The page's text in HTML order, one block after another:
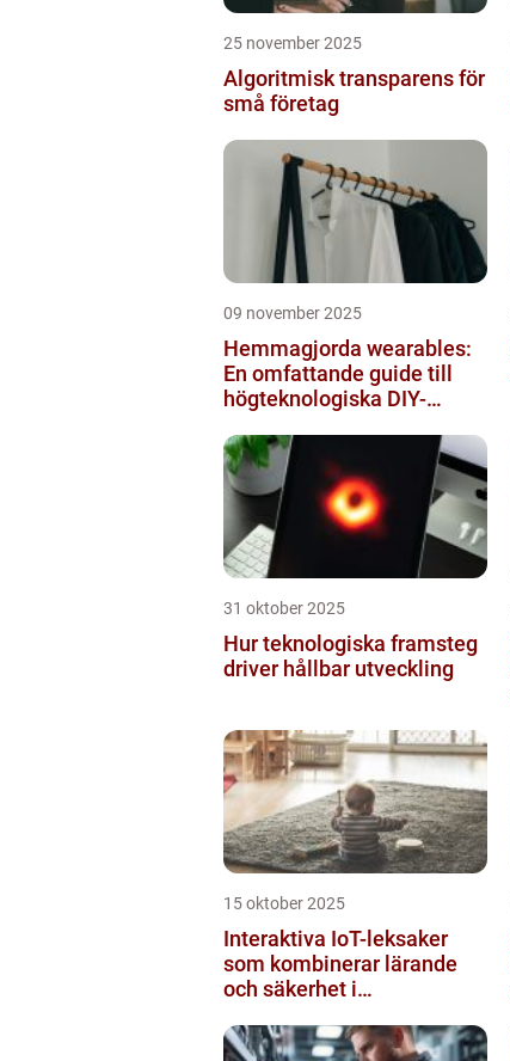
25 november 2025
Algoritmisk transparens för
små företag
09 november 2025
Hemmagjorda wearables:
En omfattande guide till
högteknologiska DIY-
31 oktober 2025
Hur teknologiska framsteg
driver hållbar utveckling
15 oktober 2025
Interaktiva IoT-leksaker
som kombinerar lärande
och säkerhet i